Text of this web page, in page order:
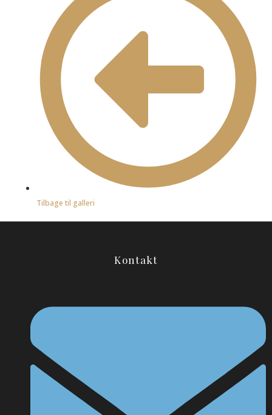
Tilbage til galleri
Kontakt